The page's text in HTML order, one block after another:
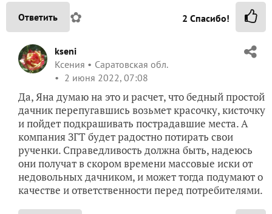
Ответить ✿ 2 Спасибо!
kseni
Ксения
Саратовская обл.
2 июня 2022, 07:08
Да, Яна думаю на это и расчет, что бедный простой
дачник перепугавшись возьмет красочку, кисточку
и пойдет подкрашивать пострадавшие места. А
компания ЗГТ будет радостно потирать свои
рученки. Справедливость должна быть, надеюсь
они получат в скором времени массовые иски от
недовольных дачником, и может тогда подумают о
качестве и ответственности перед потребителями.